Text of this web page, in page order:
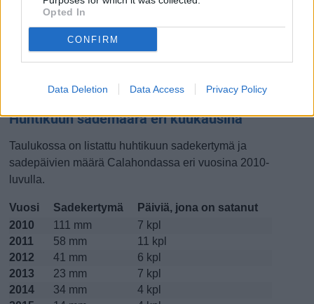
Opted In
CONFIRM
Data Deletion Data Access Privacy Policy
Lokakuussa
Kiinnostavatko lämpötilat?
viime vuosina.
Huhtikuun sademäärä eri kuukausina
Taulukossa on listattu huhtikuun sadekertymä ja
sadepäivien määrä Calahondassa eri vuosina 2010-
luvulla.
Vuosi Sadekertymä
Päiviä, jona on satanut
2010
111 mm
7 kpl
2011
58 mm
11 kpl
2012
41 mm
6 kpl
2013
23 mm
7 kpl
2014
34 mm
4 kpl